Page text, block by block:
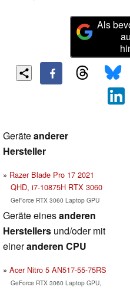
Als
Geräteanderer
Hersteller
Razer Blade Pro 17 2021
QHD, i7-10875H RTX 3060
GeForce RTX 3060 Laptop GPU
Geräte einesanderen
Herstellers und/oder mit
eineranderen CPU
Acer Nitro 5 AN517-55-75RS
GeForce RTX 3060 Laptop GPU,